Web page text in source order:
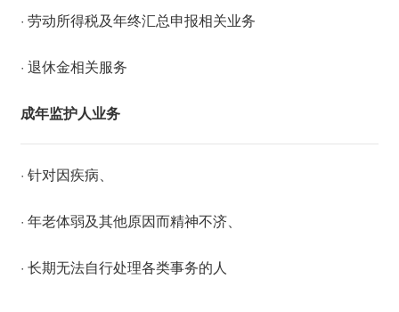
· 劳动所得税及年终汇总申报相关业务
· 退休金相关服务
成年监护人业务
· 针对因疾病、
· 年老体弱及其他原因而精神不济、
· 长期无法自行处理各类事务的人